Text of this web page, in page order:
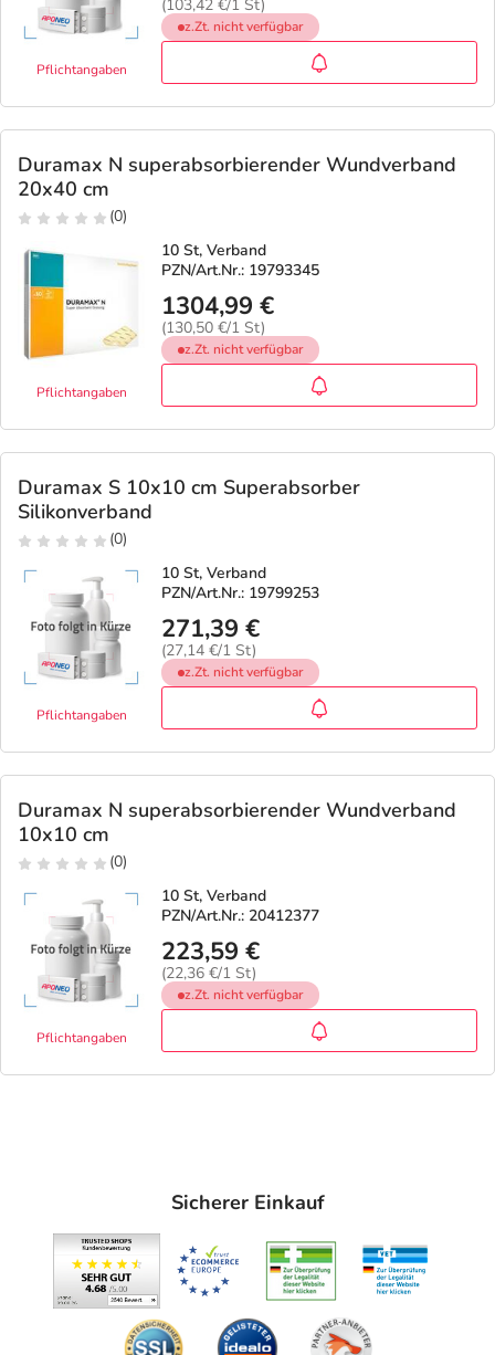
Pflichtangaben
(103,42 €/1 St)
z.Zt. nicht verfügbar
Duramax N superabsorbierender Wundverband
20x40 cm
(0)
Pflichtangaben
10 St, Verband
PZN/Art.Nr.: 19793345
1304,99 €
(130,50 €/1 St)
z.Zt. nicht verfügbar
Duramax S 10x10 cm Superabsorber
Silikonverband
(0)
Pflichtangaben
10 St, Verband
PZN/Art.Nr.: 19799253
271,39 €
(27,14 €/1 St)
z.Zt. nicht verfügbar
Duramax N superabsorbierender Wundverband
10x10 cm
(0)
Pflichtangaben
10 St, Verband
PZN/Art.Nr.: 20412377
223,59 €
(22,36 €/1 St)
z.Zt. nicht verfügbar
Sicherer Einkauf